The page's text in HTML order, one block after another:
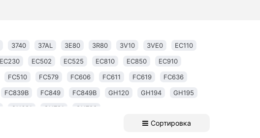
3740 37AL 3E80 3R80 3V10 3VE0
EC110
EC230 EC502 EC525 EC810 EC850
EC910
FC510 FC579 FC606 FC611 FC619
FC636
FC839B FC849 FC849B GH120 GH194
GH195
GH681 GH781 GH793
Сортировка